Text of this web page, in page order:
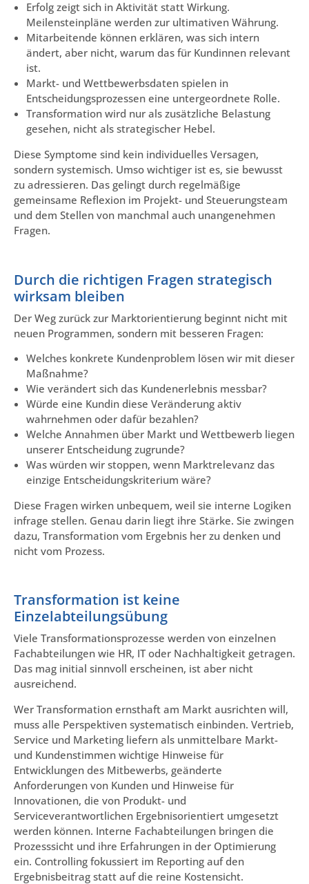
Erfolg zeigt sich in Aktivität statt Wirkung.
Meilensteinpläne werden zur ultimativen Währung.
Mitarbeitende können erklären, was sich intern
ändert, aber nicht, warum das für Kundinnen relevant
ist.
Markt- und Wettbewerbsdaten spielen in
Entscheidungsprozessen eine untergeordnete Rolle.
Transformation wird nur als zusätzliche Belastung
gesehen, nicht als strategischer Hebel.
Diese Symptome sind kein individuelles Versagen,
sondern systemisch. Umso wichtiger ist es, sie bewusst
zu adressieren. Das gelingt durch regelmäßige
gemeinsame Reflexion im Projekt- und Steuerungsteam
und dem Stellen von manchmal auch unangenehmen
Fragen.
Durch die richtigen Fragen strategisch
wirksam bleiben
Der Weg zurück zur Marktorientierung beginnt nicht mit
neuen Programmen, sondern mit besseren Fragen:
Welches konkrete Kundenproblem lösen wir mit dieser
Maßnahme?
Wie verändert sich das Kundenerlebnis messbar?
Würde eine Kundin diese Veränderung aktiv
wahrnehmen oder dafür bezahlen?
Welche Annahmen über Markt und Wettbewerb liegen
unserer Entscheidung zugrunde?
Was würden wir stoppen, wenn Marktrelevanz das
einzige Entscheidungskriterium wäre?
Diese Fragen wirken unbequem, weil sie interne Logiken
infrage stellen. Genau darin liegt ihre Stärke. Sie zwingen
dazu, Transformation vom Ergebnis her zu denken und
nicht vom Prozess.
Transformation ist keine
Einzelabteilungsübung
Viele Transformationsprozesse werden von einzelnen
Fachabteilungen wie HR, IT oder Nachhaltigkeit getragen.
Das mag initial sinnvoll erscheinen, ist aber nicht
ausreichend.
Wer Transformation ernsthaft am Markt ausrichten will,
muss alle Perspektiven systematisch einbinden. Vertrieb,
Service und Marketing liefern als unmittelbare Markt-
und Kundenstimmen wichtige Hinweise für
Entwicklungen des Mitbewerbs, geänderte
Anforderungen von Kunden und Hinweise für
Innovationen, die von Produkt- und
Serviceverantwortlichen Ergebnisorientiert umgesetzt
werden können. Interne Fachabteilungen bringen die
Prozesssicht und ihre Erfahrungen in der Optimierung
ein. Controlling fokussiert im Reporting auf den
Ergebnisbeitrag statt auf die reine Kostensicht.